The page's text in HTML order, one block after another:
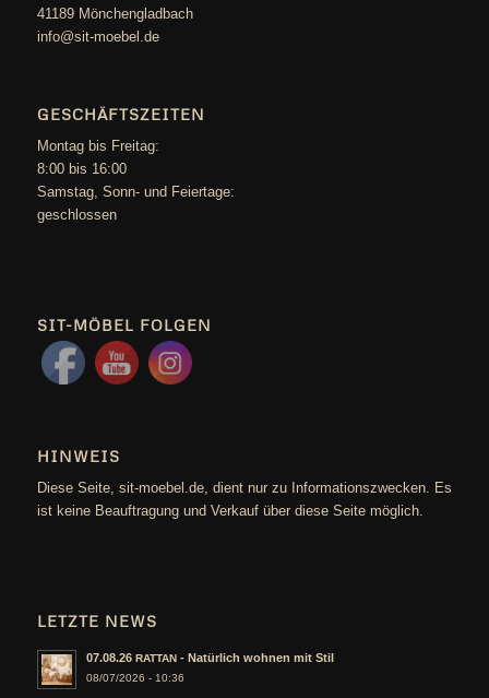
41189 Mönchengladbach
info@sit-moebel.de
GESCHÄFTSZEITEN
Mon­tag bis Freitag:
8:00 bis 16:00
Sams­tag, Sonn- und Feiertage:
geschlossen
SIT-MÖBEL FOLGEN
HINWEIS
Die­se Sei­te, sit-moebel.de, dient nur zu Infor­ma­ti­ons­zwe­cken. Es
ist kei­ne Beauf­tra­gung und Ver­kauf über die­se Sei­te möglich.
LETZTE NEWS
07.08.26 RATTAN- Natürlich wohnen mit Stil
08/07/2026 - 10:36